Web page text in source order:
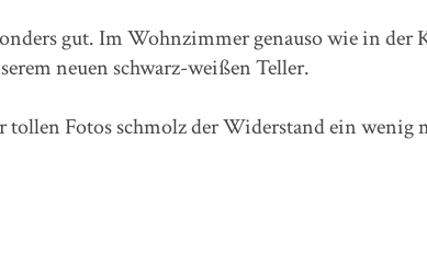
gut. Im Wohnzimmer genauso wie in der
neuen schwarz-weißen Teller.
Fotos schmolz der Widerstand ein wenig